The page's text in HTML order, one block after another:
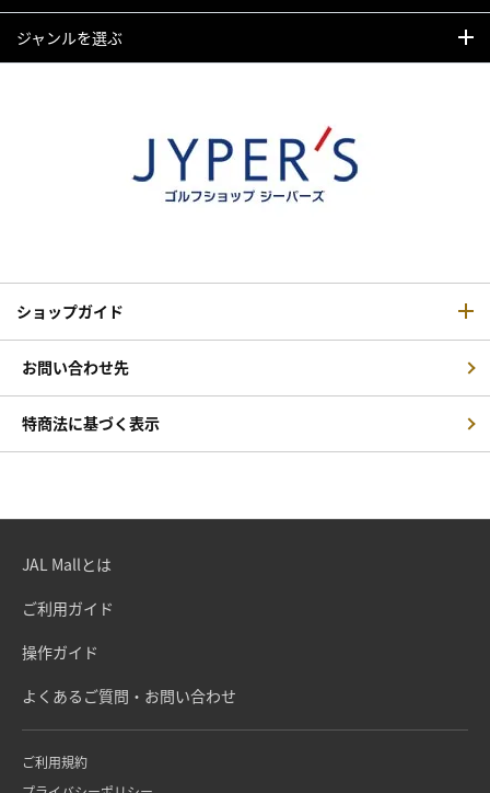
ジャンルを選ぶ
ショップガイド
お問い合わせ先
特商法に基づく表示
JAL Mallとは
ご利用ガイド
操作ガイド
よくあるご質問・お問い合わせ
ご利用規約